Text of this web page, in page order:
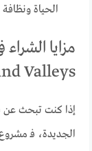
الحياة ونظافة
Valleys
إذا كنت تبحث عن